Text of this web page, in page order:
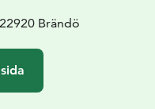
Brändö